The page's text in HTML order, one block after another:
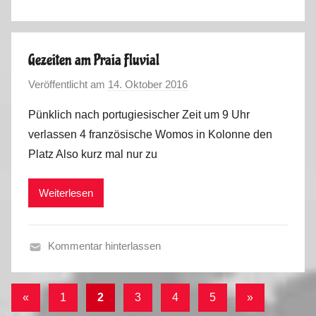
P
r
g
a
l
r
n
c
S
p
a
P
o
Gezeiten am Praia Fluvial
Veröffentlicht am 14. Oktober 2016
n
M
Pünklich nach portugiesischer Zeit um 9 Uhr
verlassen 4 französische Womos in Kolonne den
Platz Also kurz mal nur zu
Weiterlesen
r
Kommentar hinterlassen
Seitennummerierung
« Vorherige
1 2 3 4 5
Nächste
»